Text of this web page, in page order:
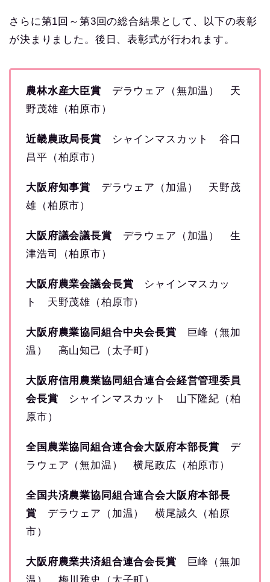
さらに第1回～第3回の総合結果として、以下の表彰
が決まりました。後日、表彰式が行われます。
農林水産大臣賞 デラウェア（無加温） 天
野茂雄（柏原市）
近畿農政局長賞 シャインマスカット 谷口
昌平（柏原市）
大阪府知事賞 デラウェア（加温） 天野茂
雄（柏原市）
大阪府議会議長賞 デラウェア（加温） 生
津浩司（柏原市）
大阪府農業会議会長賞 シャインマスカッ
ト 天野茂雄（柏原市）
大阪府農業協同組合中央会長賞 巨峰（無加
温） 高山知己（太子町）
大阪府信用農業協同組合連合会経営管理委員
会長賞 シャインマスカット 山下隆紀（柏
原市）
全国農業協同組合連合会大阪府本部長賞 デ
ラウェア（無加温） 横尾政広（柏原市）
全国共済農業協同組合連合会大阪府本部長
賞 デラウェア（加温） 横尾誠久（柏原
市）
大阪府農業共済組合連合会長賞 巨峰（無加